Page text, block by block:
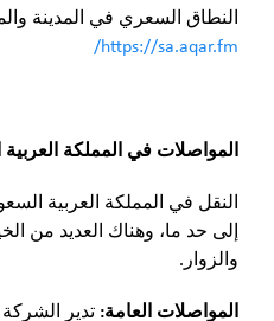
النطاق السعري في المدينة
https://sa.aqar.fm/
المواصلات في المملكة العربية
النقل في المملكة العربية
إلى حد ما، وهناك العديد من
والزوار.
المواصلات العامة: تدير الشركة